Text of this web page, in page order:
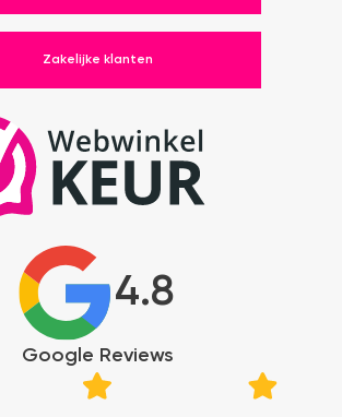
Zakelijke klanten
4.8
Google Reviews